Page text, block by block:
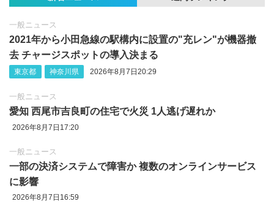
一般ニュース
2021年から小田急線の駅構内に設置の"充レン"が機器撤
去 チャージスポットの導入決まる
東京都 神奈川県 2026年8月7日20:29
一般ニュース
愛知 西尾市吉良町の住宅で火災 1人逃げ遅れか
2026年8月7日17:20
一般ニュース
一部の決済システムで障害か 複数のオンラインサービス
に影響
2026年8月7日16:59